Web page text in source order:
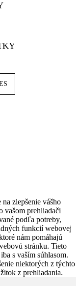
zlepšenie vášho
vašom prehliadači
podľa potreby,
funkcií webovej
nám pomáhajú
stránku. Tieto
s vaším súhlasom.
niektorých z týchto
z prehliadania.